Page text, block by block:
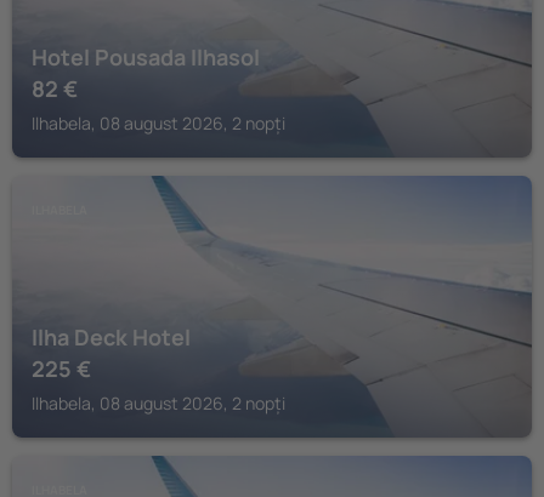
Hotel Pousada Ilhasol
82 €
Ilhabela, 08 august 2026, 2 nopți
Ilha Deck Hotel
225 €
Ilhabela, 08 august 2026, 2 nopți